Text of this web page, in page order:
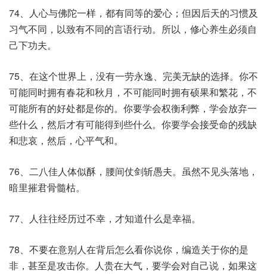
74、人心与佛陀一样，都有同等的爱心；但因后天的习惯及
习气不同，以致有不同的言语行动。所以，修心养生必须自
己下功夫。
75、在这个世界上，没有一劳永逸、完美无缺的选择。你不
可能同时拥有春花和秋月，不可能同时拥有硕果和繁花，不
可能所有的好处都是你的。你要学会权衡利弊，学会放弃一
些什么，然后才有可能得到些什么。你要学会接受命的残缺
和悲哀，然后，心平气和。
76、二八佳人体似酥，腰间仗剑斩愚夫。虽然不见头落地，
暗里摧君骨髓枯。
77、人往往经历过不幸，才知道什么是幸福。
78、不要在意别人在背后怎么看你说你，编造关于你的是
非，甚至是攻击你。人贵在大气，要学会对自己说，如果这